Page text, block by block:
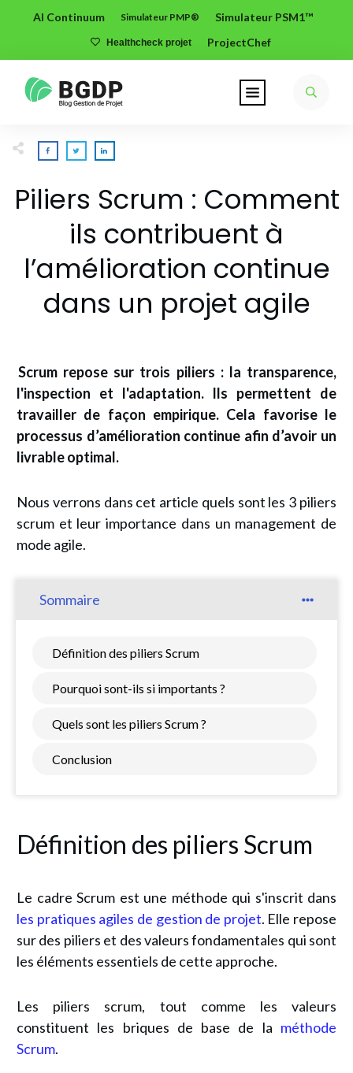
AI Continuum Simulateur PMP® Simulateur PSM1™
Healthcheck projet ProjectChef
Piliers Scrum : Comment
ils contribuent à
l’amélioration continue
dans un projet agile
Scrum repose sur trois piliers : la transparence,
l'inspection et l'adaptation. Ils permettent de
travailler de façon empirique. Cela favorise le
processus d’amélioration continue afin d’avoir un
livrable optimal.
Nous verrons dans cet article quels sont les 3 piliers
scrum et leur importance dans un management de
mode agile.
Sommaire
Définition des piliers Scrum
Pourquoi sont-ils si importants ?
Quels sont les piliers Scrum ?
Conclusion
Définition des piliers Scrum
Le cadre Scrum est une méthode qui s'inscrit dans
les pratiques agiles de gestion de projet. Elle repose
sur des piliers et des valeurs fondamentales qui sont
les éléments essentiels de cette approche.
Les piliers scrum, tout comme les valeurs
constituent les briques de base de la méthode
Scrum.